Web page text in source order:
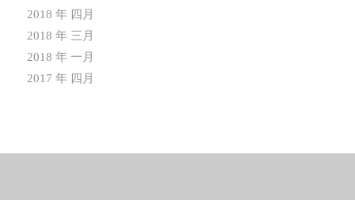
2018 年 四月
2018 年 三月
2018 年 一月
2017 年 四月